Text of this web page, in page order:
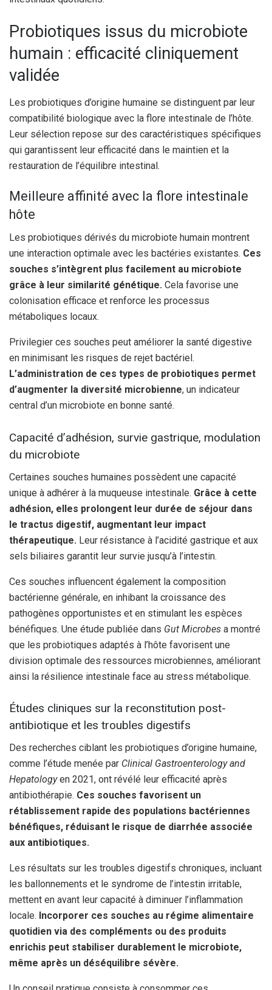
Probiotiques issus du microbiote
humain : efficacité cliniquement
validée
Les probiotiques d’origine humaine se distinguent par leur
compatibilité biologique avec la flore intestinale de l’hôte.
Leur sélection repose sur des caractéristiques spécifiques
qui garantissent leur efficacité dans le maintien et la
restauration de l’équilibre intestinal.
Meilleure affinité avec la flore intestinale
hôte
Les probiotiques dérivés du microbiote humain montrent
une interaction optimale avec les bactéries existantes. Ces
souches s’intègrent plus facilement au microbiote
grâce à leur similarité génétique. Cela favorise une
colonisation efficace et renforce les processus
métaboliques locaux.
Privilegier ces souches peut améliorer la santé digestive
en minimisant les risques de rejet bactériel.
L’administration de ces types de probiotiques permet
d’augmenter la diversité microbienne, un indicateur
central d’un microbiote en bonne santé.
Capacité d’adhésion, survie gastrique, modulation
du microbiote
Certaines souches humaines possèdent une capacité
unique à adhérer à la muqueuse intestinale. Grâce à cette
adhésion, elles prolongent leur durée de séjour dans
le tractus digestif, augmentant leur impact
thérapeutique. Leur résistance à l’acidité gastrique et aux
sels biliaires garantit leur survie jusqu’à l’intestin.
Ces souches influencent également la composition
bactérienne générale, en inhibant la croissance des
pathogènes opportunistes et en stimulant les espèces
bénéfiques. Une étude publiée dans Gut Microbes a montré
que les probiotiques adaptés à l’hôte favorisent une
division optimale des ressources microbiennes, améliorant
ainsi la résilience intestinale face au stress métabolique.
Études cliniques sur la reconstitution post-
antibiotique et les troubles digestifs
Des recherches ciblant les probiotiques d’origine humaine,
comme l’étude menée par Clinical Gastroenterology and
Hepatologyen 2021, ont révélé leur efficacité après
antibiothérapie. Ces souches favorisent un
rétablissement rapide des populations bactériennes
bénéfiques, réduisant le risque de diarrhée associée
aux antibiotiques.
Les résultats sur les troubles digestifs chroniques, incluant
les ballonnements et le syndrome de l’intestin irritable,
mettent en avant leur capacité à diminuer l’inflammation
locale. Incorporer ces souches au régime alimentaire
quotidien via des compléments ou des produits
enrichis peut stabiliser durablement le microbiote,
même après un déséquilibre sévère.